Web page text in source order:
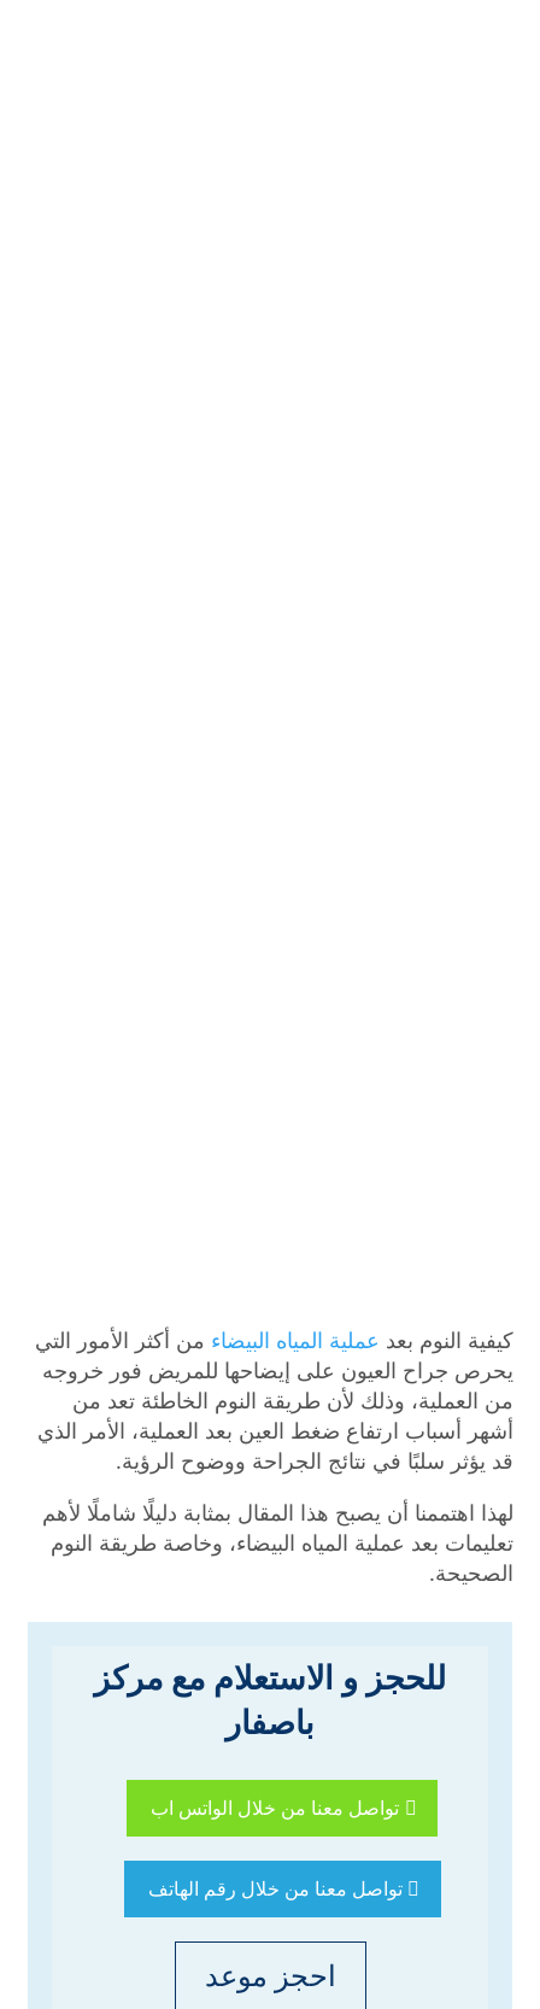
كيفية النوم بعد عملية المياه البيضاء من أكثر الأمور التي
يحرص جراح العيون على إيضاحها للمريض فور خروجه
من العملية، وذلك لأن طريقة النوم الخاطئة تعد من
أشهر أسباب ارتفاع ضغط العين بعد العملية، الأمر الذي
قد يؤثر سلبًا في نتائج الجراحة ووضوح الرؤية.
لهذا اهتممنا أن يصبح هذا المقال بمثابة دليلًا شاملًا لأهم
تعليمات بعد عملية المياه البيضاء، وخاصة طريقة النوم
الصحيحة.
للحجز و الاستعلام مع مركز
باصفار
تواصل معنا من خلال الواتس اب
تواصل معنا من خلال رقم الهاتف
احجز موعد